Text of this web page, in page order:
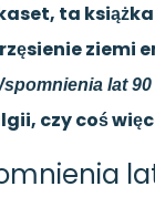
ta książka
ziemi
lat 90
czy coś